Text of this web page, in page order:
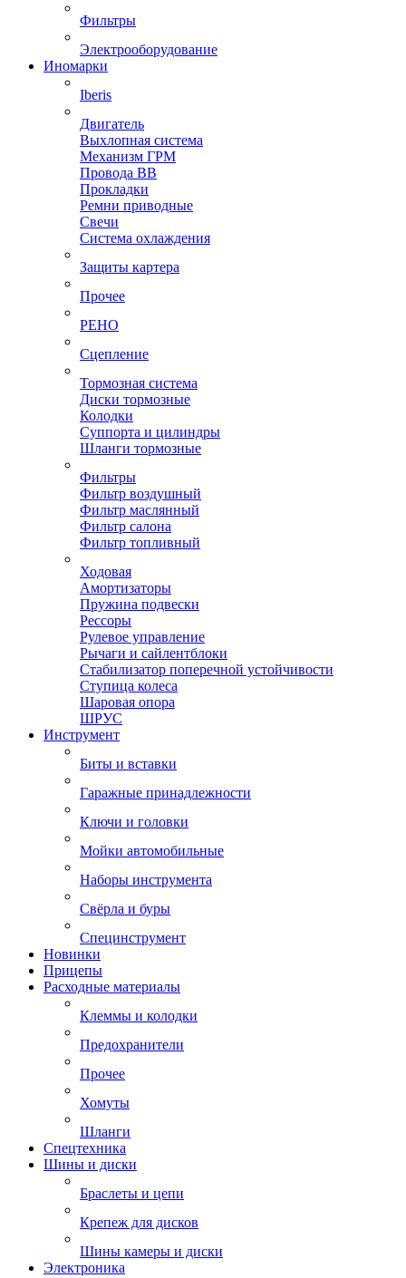
Фильтры
Электрооборудование
Иномарки
Iberis
Двигатель
Выхлопная система
Механизм ГРМ
Провода ВВ
Прокладки
Ремни приводные
Свечи
Система охлаждения
Защиты картера
Прочее
РЕНО
Сцепление
Тормозная система
Диски тормозные
Колодки
Суппорта и цилиндры
Шланги тормозные
Фильтры
Фильтр воздушный
Фильтр маслянный
Фильтр салона
Фильтр топливный
Ходовая
Амортизаторы
Пружина подвески
Рессоры
Рулевое управление
Рычаги и сайлентблоки
Стабилизатор поперечной устойчивости
Ступица колеса
Шаровая опора
ШРУС
Инструмент
Биты и вставки
Гаражные принадлежности
Ключи и головки
Мойки автомобильные
Наборы инструмента
Свёрла и буры
Специнструмент
Новинки
Прицепы
Расходные материалы
Клеммы и колодки
Предохранители
Прочее
Хомуты
Шланги
Спецтехника
Шины и диски
Браслеты и цепи
Крепеж для дисков
Шины камеры и диски
Электроника